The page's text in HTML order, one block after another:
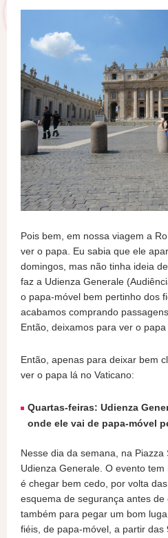
Pois bem, em nossa viagem a
ver o papa. Eu sabia que ele
domingos, mas não tinha ideia
faz a Udienza Generale
o papa-móvel bem pertinho dos
acabamos comprando
Então, deixamos para ver o
Então, apenas para deixar bem
ver o papa lá no Vaticano:
Quartas-feiras: Udienza
onde ele vai de papa-móvel
Nesse dia da semana, na Piazza
Udienza Generale. O evento
é chegar bem cedo, por volta
esquema de segurança antes de
também para pegar um bom
fiéis, de papa-móvel, a partir